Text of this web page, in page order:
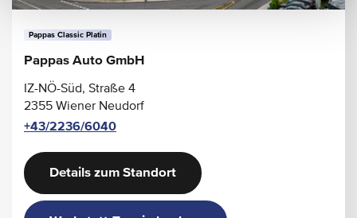
Pappas Classic Platin
Pappas Auto GmbH
IZ-NÖ-Süd, Straße 4
2355 Wiener Neudorf
+43/2236/6040
Details zum Standort